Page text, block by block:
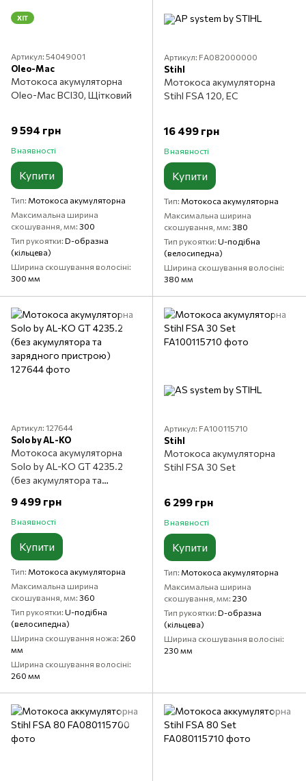
ХІТ
Артикул: 54049001
Oleo-Mac
Мотокоса акумуляторна
Oleo-Mac BCI30, Щітковий
9 594 грн
В наявності
Купити
Тип Мотокоса акумуляторна
Максимальна ширина
скошування, мм 300
Тип рукоятки D-образна
(кільцева)
Ширина скошування волосіні
300 мм
Артикул: FA082000000
Stihl
Мотокоса акумуляторна
Stihl FSA 120, EC
16 499 грн
В наявності
Купити
Тип Мотокоса акумуляторна
Максимальна ширина
скошування, мм 380
Тип рукоятки U-подібна
(велосипедна)
Ширина скошування волосіні
380 мм
Артикул: 127644
Solo by AL-KO
Мотокоса акумуляторна
Solo by AL-KO GT 4235.2
(без акумулятора та
9 499 грн
В наявності
Купити
Тип Мотокоса акумуляторна
Максимальна ширина
скошування, мм 360
Тип рукоятки U-подібна
(велосипедна)
Ширина скошування ножа 260
мм
Ширина скошування волосіні
260 мм
Артикул: FA100115710
Stihl
Мотокоса акумуляторна
Stihl FSA 30 Set
6 299 грн
В наявності
Купити
Тип Мотокоса акумуляторна
Максимальна ширина
скошування, мм 230
Тип рукоятки D-образна
(кільцева)
Ширина скошування волосіні
230 мм